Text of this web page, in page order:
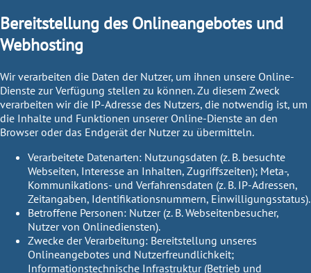
Bereitstellung des Onlineangebotes und
Webhosting
Wir verarbeiten die Daten der Nutzer, um ihnen unsere Online-
Dienste zur Verfügung stellen zu können. Zu diesem Zweck
verarbeiten wir die IP-Adresse des Nutzers, die notwendig ist, um
die Inhalte und Funktionen unserer Online-Dienste an den
Browser oder das Endgerät der Nutzer zu übermitteln.
Verarbeitete Datenarten: Nutzungsdaten (z. B. besuchte
Webseiten, Interesse an Inhalten, Zugriffszeiten); Meta-,
Kommunikations- und Verfahrensdaten (z. B. IP-Adressen,
Zeitangaben, Identifikationsnummern, Einwilligungsstatus).
Betroffene Personen: Nutzer (z. B. Webseitenbesucher,
Nutzer von Onlinediensten).
Zwecke der Verarbeitung: Bereitstellung unseres
Onlineangebotes und Nutzerfreundlichkeit;
Informationstechnische Infrastruktur (Betrieb und